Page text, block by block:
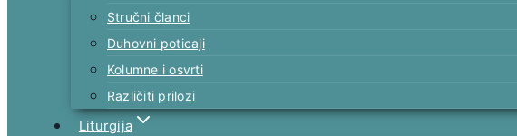
Stručni članci
Duhovni poticaji
Kolumne i osvrti
Različiti prilozi
Liturgija